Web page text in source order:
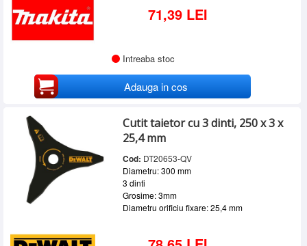
71,39 LEI
Intreaba stoc
Adauga in cos
Cutit taietor cu 3 dinti, 250 x 3 x
25,4 mm
Cod: DT20653-QV
Diametru: 300 mm
3 dinti
Grosime: 3mm
Diametru orificiu fixare: 25,4 mm